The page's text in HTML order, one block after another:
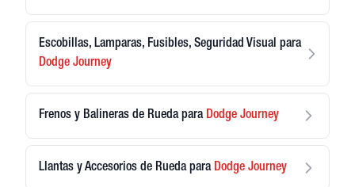
Escobillas, Lamparas, Fusibles, Seguridad Visual para
Dodge Journey
Frenos y Balineras de Rueda para Dodge Journey
Llantas y Accesorios de Rueda para Dodge Journey